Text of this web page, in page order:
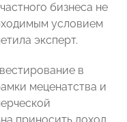
бизнеса не
условием
эксперт.
в
меценатства и